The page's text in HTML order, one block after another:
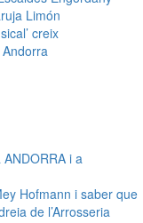
Limón
creix
Andorra
i a
Hofmann i saber que
de l’Arrosseria